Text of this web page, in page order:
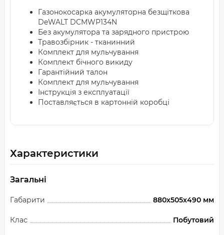
Газонокосарка акумуляторна безщіткова
DeWALT DCMWP134N
Без акумулятора та зарядного пристрою
Травозбірник - тканинний
Комплект для мульчування
Комплект бічного викиду
Гарантійний талон
Комплект для мульчування
Інструкція з експлуатації
Поставляється в картонній коробці
Характеристики
Загальні
Габарити 880х505х490 мм
Клас Побутовий